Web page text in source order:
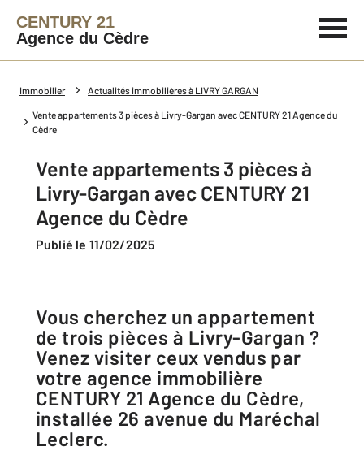
CENTURY 21
Agence du Cèdre
Immobilier Actualités immobilières à LIVRY GARGAN
Vente appartements 3 pièces à Livry-Gargan avec CENTURY 21 Agence du
Cèdre
Vente appartements 3 pièces à
Livry-Gargan avec CENTURY 21
Agence du Cèdre
Publié le 11/02/2025
Vous cherchez un appartement
de trois pièces à Livry-Gargan ?
Venez visiter ceux vendus par
votre agence immobilière
CENTURY 21 Agence du Cèdre,
installée 26 avenue du Maréchal
Leclerc.